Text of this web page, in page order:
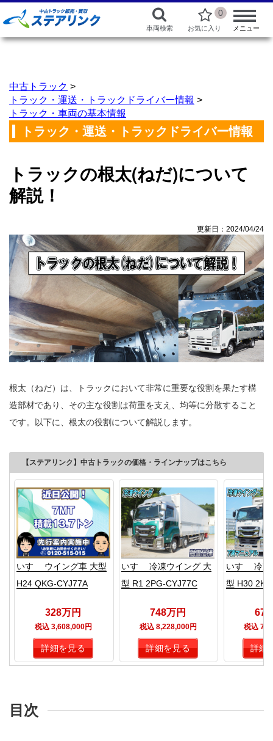
車両検索
0
お気に入り メニュー
中古トラック >
トラック・運送・トラックドライバー情報 >
トラック・車両の基本情報
トラック・運送・トラックドライバー情報
トラックの根太(ねだ)について
解説！
更新日：2024/04/24
根太（ねだ）は、トラックにおいて非常に重要な役割を果たす構
造部材であり、その主な役割は荷重を支え、均等に分散すること
です。以下に、根太の役割について解説します。
【ステアリンク】中古トラックの価格・ラインナップはこちら
いすゞ ウイング車 大型
H24 QKG-CYJ77A
328万円
税込 3,608,000円
詳細を見る
いすゞ 冷凍ウイング 大
型 R1 2PG-CYJ77C
748万円
税込 8,228,000円
詳細を見る
いすゞ 冷
型 H30
678
税込
詳細
目次